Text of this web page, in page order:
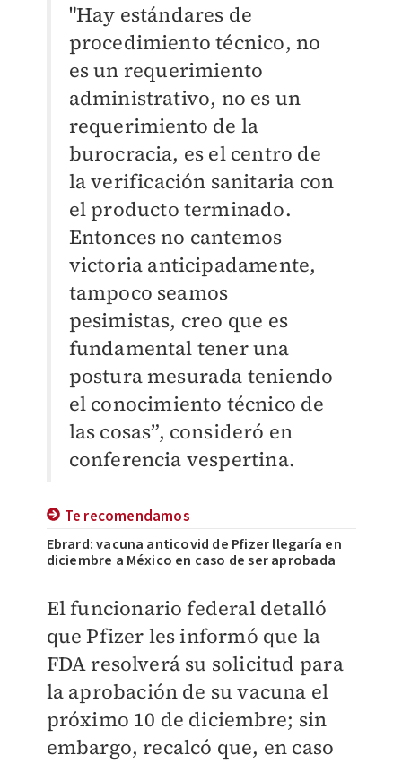
"Hay estándares de
procedimiento técnico, no
es un requerimiento
administrativo, no es un
requerimiento de la
burocracia, es el centro de
la verificación sanitaria con
el producto terminado.
Entonces no cantemos
victoria anticipadamente,
tampoco seamos
pesimistas, creo que es
fundamental tener una
postura mesurada teniendo
el conocimiento técnico de
las cosas”, consideró en
conferencia vespertina.
Te recomendamos
Ebrard: vacuna anticovid de Pfizer llegaría en
diciembre a México en caso de ser aprobada
El funcionario federal detalló
que Pfizer les informó que la
FDA resolverá su solicitud para
la aprobación de su vacuna el
próximo 10 de diciembre; sin
embargo, recalcó que, en caso